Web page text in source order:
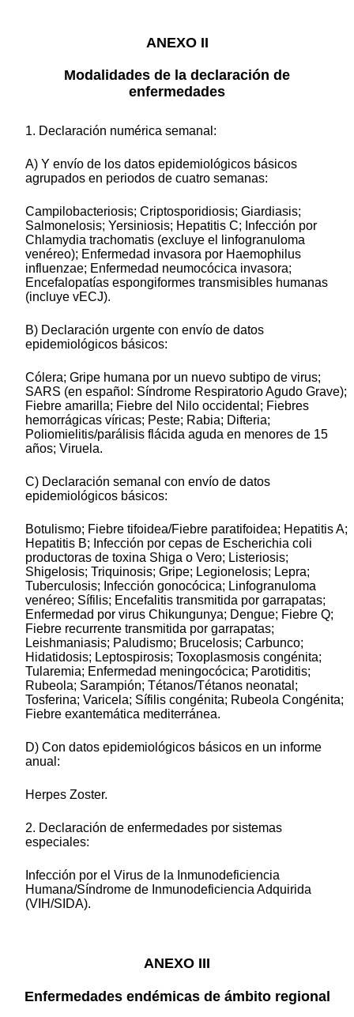
ANEXO II
Modalidades de la declaración de
enfermedades
1. Declaración numérica semanal:
A) Y envío de los datos epidemiológicos básicos
agrupados en periodos de cuatro semanas:
Campilobacteriosis; Criptosporidiosis; Giardiasis;
Salmonelosis; Yersiniosis; Hepatitis C; Infección por
Chlamydia trachomatis (excluye el linfogranuloma
venéreo); Enfermedad invasora por Haemophilus
influenzae; Enfermedad neumocócica invasora;
Encefalopatías espongiformes transmisibles humanas
(incluye vECJ).
B) Declaración urgente con envío de datos
epidemiológicos básicos:
Cólera; Gripe humana por un nuevo subtipo de virus;
SARS (en español: Síndrome Respiratorio Agudo Grave);
Fiebre amarilla; Fiebre del Nilo occidental; Fiebres
hemorrágicas víricas; Peste; Rabia; Difteria;
Poliomielitis/parálisis flácida aguda en menores de 15
años; Viruela.
C) Declaración semanal con envío de datos
epidemiológicos básicos:
Botulismo; Fiebre tifoidea/Fiebre paratifoidea; Hepatitis A;
Hepatitis B; Infección por cepas de Escherichia coli
productoras de toxina Shiga o Vero; Listeriosis;
Shigelosis; Triquinosis; Gripe; Legionelosis; Lepra;
Tuberculosis; Infección gonocócica; Linfogranuloma
venéreo; Sífilis; Encefalitis transmitida por garrapatas;
Enfermedad por virus Chikungunya; Dengue; Fiebre Q;
Fiebre recurrente transmitida por garrapatas;
Leishmaniasis; Paludismo; Brucelosis; Carbunco;
Hidatidosis; Leptospirosis; Toxoplasmosis congénita;
Tularemia; Enfermedad meningocócica; Parotiditis;
Rubeola; Sarampión; Tétanos/Tétanos neonatal;
Tosferina; Varicela; Sífilis congénita; Rubeola Congénita;
Fiebre exantemática mediterránea.
D) Con datos epidemiológicos básicos en un informe
anual:
Herpes Zoster.
2. Declaración de enfermedades por sistemas
especiales:
Infección por el Virus de la Inmunodeficiencia
Humana/Síndrome de Inmunodeficiencia Adquirida
(VIH/SIDA).
ANEXO III
Enfermedades endémicas de ámbito regional